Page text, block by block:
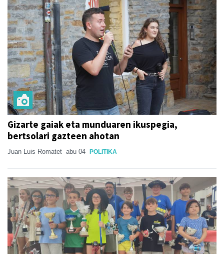
Gizarte gaiak eta munduaren ikuspegia,
bertsolari gazteen ahotan
Juan Luis Romatet abu 04 POLITIKA